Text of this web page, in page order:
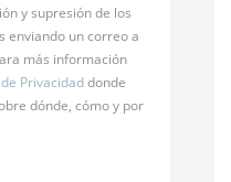
y supresión de los
enviando un correo a
más información
Privacidaddonde
dónde, cómo y por